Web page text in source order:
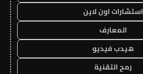
استشارات اون لاين
المعارف
هيدب فيديو
رمح التقنية